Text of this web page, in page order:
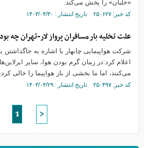
«خلبان» را پخش می‌کند.
کد خبر: ۲۵۰۶۲۷ تاریخ انتشار : ۱۴۰۳/۰۴/۳۰
علت تخلیه بار مسافران پرواز لار-تهران چه
اعلام کرد:در زمان گرم بودن هوا، سایر
می‌کنند، اما ما بخشی از بار هواپیما را خالی
کد خبر: ۲۵۰۴۹۷ تاریخ انتشار : ۱۴۰۳/۰۴/۲۹
1 >